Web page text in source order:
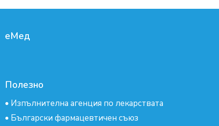
еМед
Полезно
• Изпълнителна агенция по лекарствата
• Български фармацевтичен съюз